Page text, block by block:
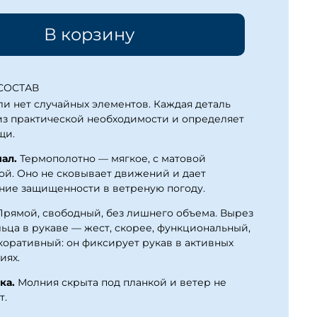
В корзину
нет случайных элементов. Каждая деталь
практической необходимости и определяет
Термополотно — мягкое, с матовой
Оно не сковывает движений и дает
защищенности в ветреную погоду.
свободный, без лишнего объема. Вырез
в рукаве — жест, скорее, функциональный,
он фиксирует рукав в активных
Молния скрыта под планкой и ветер не